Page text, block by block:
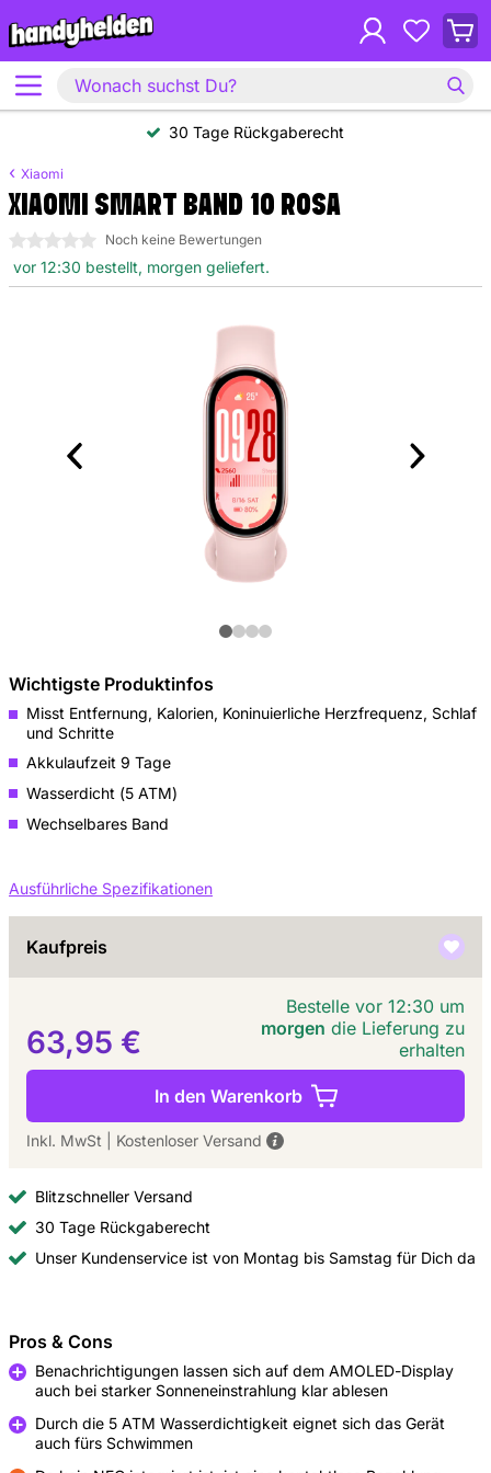
30 Tage Rückgaberecht
Xiaomi
XIAOMI SMART BAND 10 ROSA
0 Sterne Noch keine Bewertungen
vor 12:30 bestellt, morgen geliefert.
Wichtigste Produktinfos
Misst Entfernung, Kalorien, Koninuierliche Herzfrequenz, Schlaf
und Schritte
Akkulaufzeit 9 Tage
Wasserdicht (5 ATM)
Wechselbares Band
Ausführliche Spezifikationen
Kaufpreis
63,95 €
Bestelle vor 12:30 um
morgen die Lieferung zu
erhalten
In den Warenkorb
Inkl. MwSt Kostenloser Versand
Blitzschneller Versand
30 Tage Rückgaberecht
Unser Kundenservice ist von Montag bis Samstag für Dich da
Pros & Cons
Benachrichtigungen lassen sich auf dem AMOLED-Display
auch bei starker Sonneneinstrahlung klar ablesen
Durch die 5 ATM Wasserdichtigkeit eignet sich das Gerät
auch fürs Schwimmen